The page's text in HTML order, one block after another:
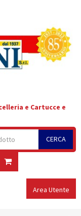
e Cartucce e
CERCA
Area Utente